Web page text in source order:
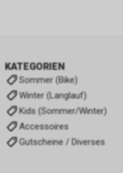
KATEGORIEN
Sommer (Bike)
Winter (Langlauf)
Kids (Sommer/Winter)
Accessoires
Gutscheine / Diverses